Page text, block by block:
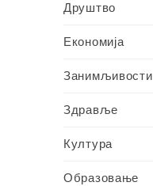
Друштво
Економија
Занимљивости
Здравље
Култура
Образовање